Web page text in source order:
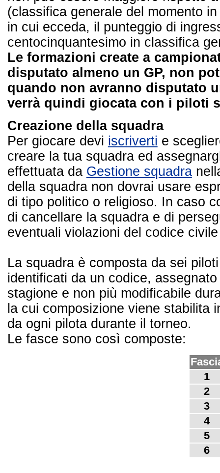
(classifica generale del momento
in cui ecceda, il punteggio di
centocinquantesimo in classifica
Le formazioni create a
disputato almeno un GP, non
quando non avranno disputato
verrà quindi giocata con i piloti
Creazione della squadra
Per giocare devi iscriverti e
creare la tua squadra ed
effettuata da Gestione squadra
della squadra non dovrai usare
di tipo politico o religioso. In caso
di cancellare la squadra e di
eventuali violazioni del codice
La squadra è composta da sei
identificati da un codice,
stagione e non più modificabile
la cui composizione viene stabilita
da ogni pilota durante il torneo.
Le fasce sono così composte:
1
2
3
4
5
6